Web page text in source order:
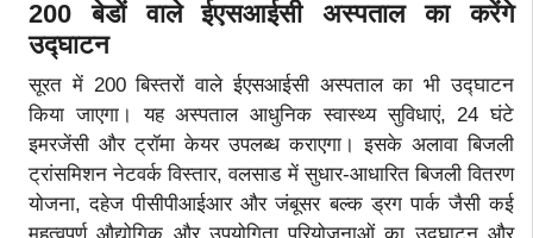
200 बेडों वाले ईएसआईसी अस्पताल का करेंगे
उद्घाटन
सूरत में 200 बिस्तरों वाले ईएसआईसी अस्पताल का भी उद्घाटन
किया जाएगा। यह अस्पताल आधुनिक स्वास्थ्य सुविधाएं, 24 घंटे
इमरजेंसी और ट्रॉमा केयर उपलब्ध कराएगा। इसके अलावा बिजली
ट्रांसमिशन नेटवर्क विस्तार, वलसाड में सुधार-आधारित बिजली वितरण
योजना, दहेज पीसीपीआईआर और जंबूसर बल्क ड्रग पार्क जैसी कई
महत्वपूर्ण औद्योगिक और उपयोगिता परियोजनाओं का उद्घाटन और